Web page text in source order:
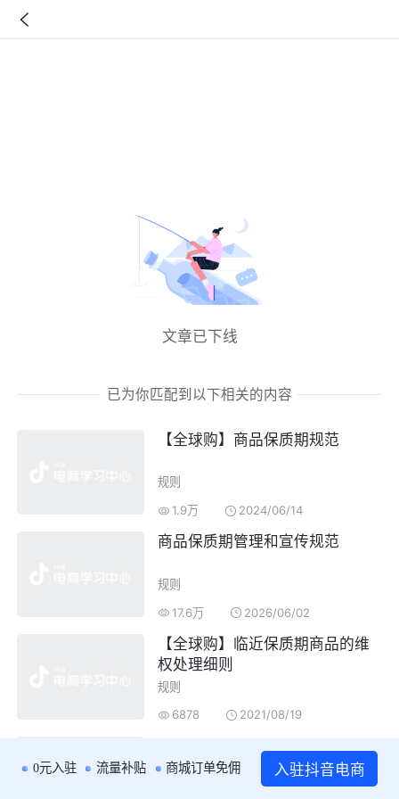
文章已下线
已为你匹配到以下相关的内容
【全球购】 商品保质期规范
规则
1.9万
2024/06/14
商品保质期管理和宣传规范
规则
17.6万
2026/06/02
【全球购】临近保质期商品的维
权处理细则
规则
6878
2021/08/19
0元入驻 流量补贴 商城订单免佣 入驻抖音电商